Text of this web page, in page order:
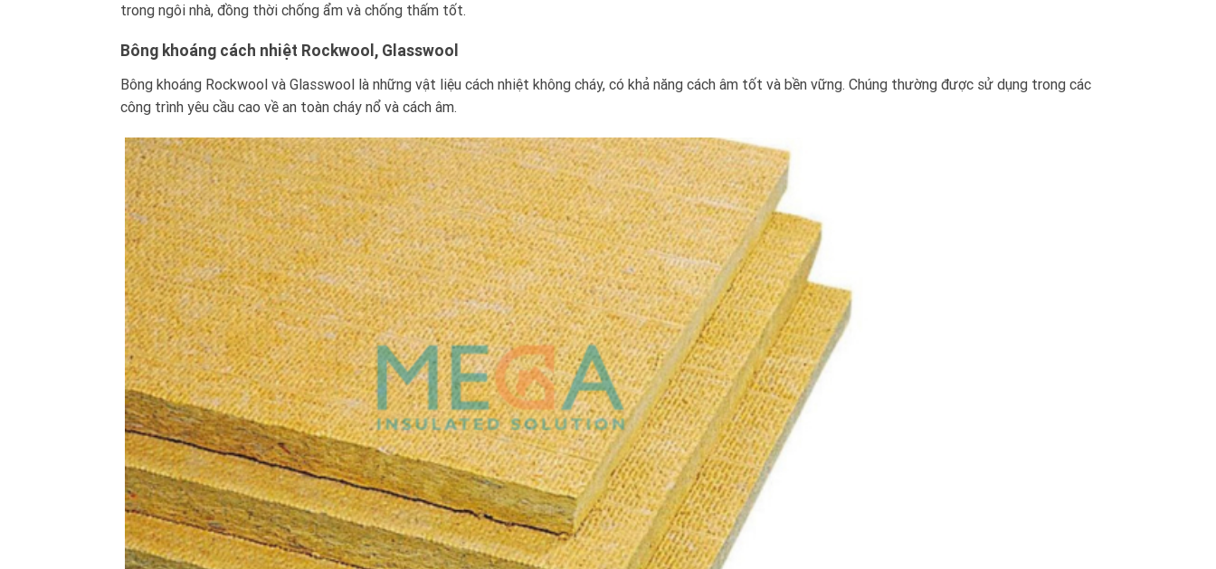
trong ngôi nhà, đồng thời chống ẩm và chống thấm tốt.
Bông khoáng cách nhiệt Rockwool, Glasswool
Bông khoáng Rockwoolvà Glasswool là những vật liệu cách nhiệt không cháy, có khả năng cách âm tốt và bền vững. Chúng thường được sử dụng trong các
công trình yêu cầu cao về an toàn cháy nổ và cách âm.